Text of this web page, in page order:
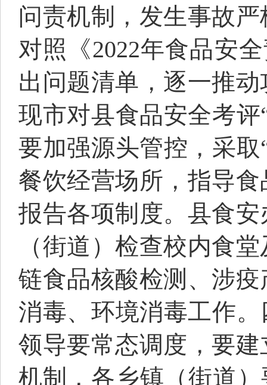
问责机制，发生事故
对照《2022年食品安
出问题清单，逐一推
现市对县食品安全考
要加强源头管控，采
餐饮经营场所，指导
报告各项制度。县食
（街道）检查校内食
链食品核酸检测、涉
消毒、环境消毒工作
领导要常态调度，要
机制，各乡镇（街道